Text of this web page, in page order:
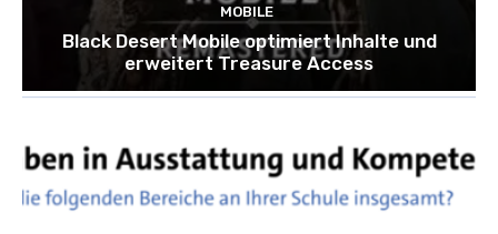
MOBILE
Black Desert Mobile optimiert Inhalte und
erweitert Treasure Access